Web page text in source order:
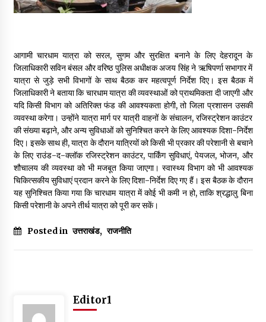
May 16, 2022
May 14, 2022
Thought Of The Day 13 May
May 13, 2022
Thought Of The Day 12 May
May 12, 2022
Thought Of The Day 11 May
आगामी चारधाम यात्रा को सरल, सुगम और सुरक्षित बनाने के लिए देहरादून के
जिलाधिकारी सविन बंसल और वरिष्ठ पुलिस अधीक्षक अजय सिंह ने ऋषिपर्णा सभागार में
यात्रा से जुड़े सभी विभागों के साथ बैठक कर महत्वपूर्ण निर्देश दिए। इस बैठक में
जिलाधिकारी ने बताया कि चारधाम यात्रा की व्यवस्थाओं को प्राथमिकता दी जाएगी और
यदि किसी विभाग को अतिरिक्त फंड की आवश्यकता होगी, तो जिला प्रशासन उसकी
व्यवस्था करेगा। उन्होंने यात्रा मार्ग पर यात्री वाहनों के संचालन, रजिस्ट्रेशन काउंटर
की संख्या बढ़ाने, और अन्य सुविधाओं को सुनिश्चित करने के लिए आवश्यक दिशा-निर्देश
दिए। इसके साथ ही, यात्रा के दौरान यात्रियों को किसी भी प्रकार की परेशानी से बचाने
के लिए राउंड-द-क्लॉक रजिस्ट्रेशन काउंटर, पार्किंग सुविधाएं, पेयजल, भोजन, और
शौचालय की व्यवस्था को भी मजबूत किया जाएगा। स्वास्थ्य विभाग को भी आवश्यक
चिकित्सकीय सुविधाएं प्रदान करने के लिए दिशा-निर्देश दिए गए हैं। इस बैठक के दौरान
यह सुनिश्चित किया गया कि चारधाम यात्रा में कोई भी कमी न हो, ताकि श्रद्धालु बिना
किसी परेशानी के अपने तीर्थ यात्रा को पूरी कर सकें।
Posted in उत्तराखंड, राजनीति
Editor1